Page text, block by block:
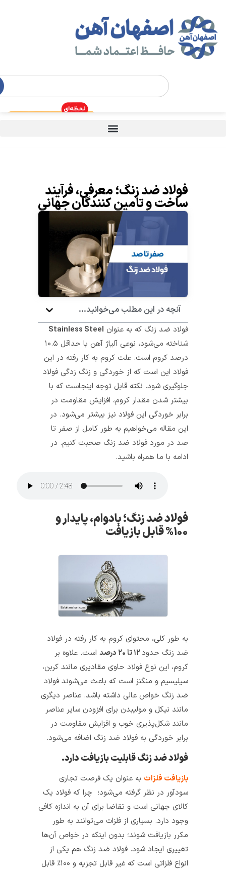
فولاد ضد زنگ؛ معرفی، فرآیند
ساخت و تامین کنندگان جهانی
آنچه در این مطلب می‌خوانید...
فولاد ضد زنگ که به عنوانStainless Steel
شناخته می‌شود، نوعی آلیاژ آهن با حداقل ۱۰.۵
درصد کروم است. علت کروم به کار رفته در این
فولاد این است که از خوردگی و زنگ زدگی فولاد
جلوگیری شود. نکته قابل توجه اینجاست که با
بیشتر شدن مقدار کروم، افزایش مقاومت در
برابر خوردگی این فولاد نیز بیشتر می‌شود. در
این مقاله می‌خواهیم به طور کامل از صفر تا
صد در مورد فولاد ضد زنگ صحبت کنیم. در
ادامه با ما همراه باشید.
فولاد ضد زنگ؛ بادوام، پایدار و
به طور کلی، محتوای کروم به کار رفته در فولاد
ضد زنگ حدود ۱۲ تا ۲۰ درصد
است. علاوه بر
کروم، این نوع فولاد حاوی مقادیری مانند کربن،
سیلیسیم و منگنز است که باعث می‌شوند فولاد
ضد زنگ خواص عالی داشته باشد. عناصر دیگری
مانند نیکل و مولیبدن برای افزودن سایر عناصر
مانند شکل‌پذیری خوب و افزایش مقاومت در
برابر خوردگی به فولاد ضد زنگ اضافه می‌شود.
فولاد ضد زنگ قابلیت بازیافت دارد.
بازیافت فلزاتبه عنوان یک فرصت تجاری
سودآور در نظر گرفته می‌شود؛ چرا که فولاد یک
کالای جهانی است و تقاضا برای آن به اندازه کافی
وجود دارد. بسیاری از فلزات می‌توانند به طور
مکرر بازیافت شوند؛ بدون اینکه در خواص آن‌ها
تغییری ایجاد شود. فولاد ضد زنگ هم یکی از
انواع فلزاتی است که غیر قابل تجزیه و ۱۰۰٪ قابل